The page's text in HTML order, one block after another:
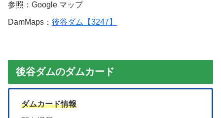
参照：Google マップ
DamMaps： 後谷ダム【3247】
後谷ダムのダムカード
ダムカード情報